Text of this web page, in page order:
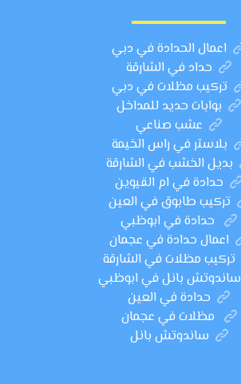
اعمال الحدادة في دبي
حداد في الشارقة
تركيب مظلات في دبي
بوابات حديد للمداخل
عشب صناعي
بلاستر في راس الخيمة
بديل الخشب في الشارقة
حدادة في ام القيوين
تركيب طابوق في العين
حدادة في ابوظبي
اعمال حدادة في عجمان
تركيب مظلات في الشارقة
ساندوتش بانل في ابوظبي
حدادة في العين
مظلات في عجمان
ساندوتش بانل